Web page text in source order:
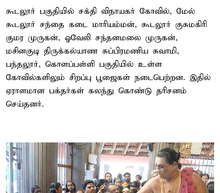
கூடலூர் பகுதியில் சக்தி விநாயகர் கோவில், மேல்
கூடலூர் சந்தை கடை மாரியம்மன், கூடலூர் குசுமகிரி
குமர முருகன், ஓவேலி சந்தனமலை முருகன்,
மசினகுடி திருக்கல்யாண சுப்பிரமணிய சுவாமி,
பந்தலூர், கொளப்பள்ளி பகுதியில் உள்ள
கோவில்களிலும் சிறப்பு பூஜைகள் நடைபெற்றன. இதில்
ஏராளமான பக்தர்கள் கலந்து கொண்டு தரிசனம்
செய்தனர்.